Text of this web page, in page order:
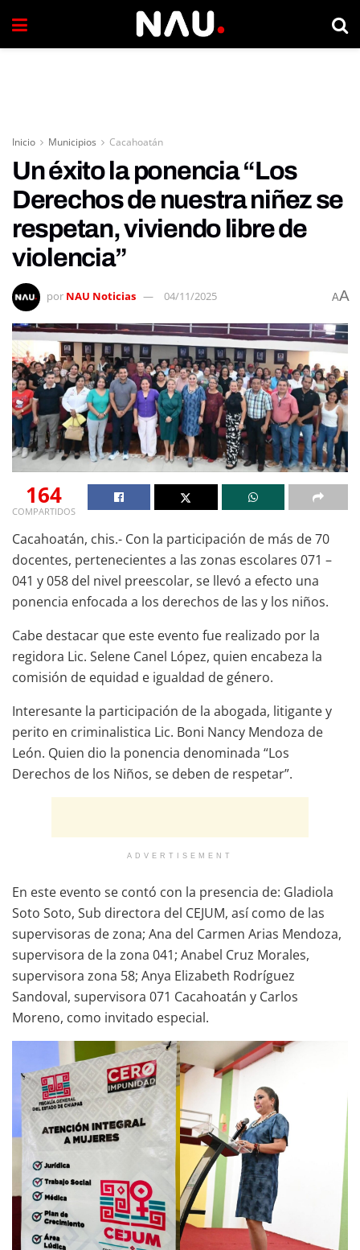
Inicio Municipios Cacahoatán
Un éxito la ponencia “Los
Derechos de nuestra niñez se
respetan, viviendo libre de
violencia”
por NAU Noticias 04/11/2025 AA
164
COMPARTIDOS
Cacahoatán, chis.- Con la participación de más de 70
docentes, pertenecientes a las zonas escolares 071 –
041 y 058 del nivel preescolar, se llevó a efecto una
ponencia enfocada a los derechos de las y los niños.
Cabe destacar que este evento fue realizado por la
regidora Lic. Selene Canel López, quien encabeza la
comisión de equidad e igualdad de género.
Interesante la participación de la abogada, litigante y
perito en criminalistica Lic. Boni Nancy Mendoza de
León. Quien dio la ponencia denominada “Los
Derechos de los Niños, se deben de respetar”.
ADVERTISEMENT
En este evento se contó con la presencia de: Gladiola
Soto Soto, Sub directora del CEJUM, así como de las
supervisoras de zona; Ana del Carmen Arias Mendoza,
supervisora de la zona 041; Anabel Cruz Morales,
supervisora zona 58; Anya Elizabeth Rodríguez
Sandoval, supervisora 071 Cacahoatán y Carlos
Moreno, como invitado especial.